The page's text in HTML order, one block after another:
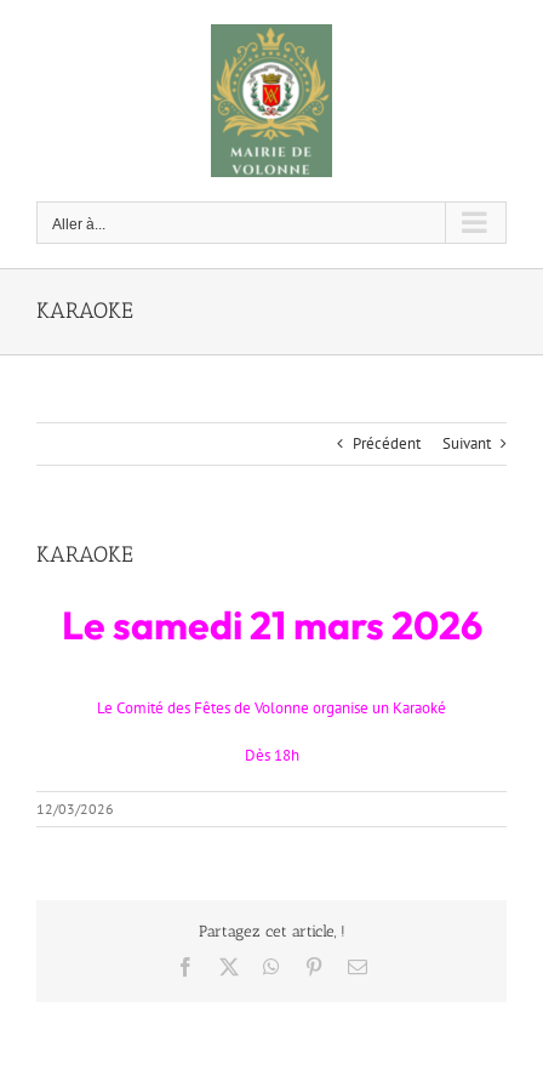
Aller à...
KARAOKE
Précédent Suivant
KARAOKE
Le samedi 21 mars 2026
Le Comité des Fêtes de Volonne organise un Karaoké
Dès 18h
12/03/2026
Partagez cet article, !
Facebook WhatsApp
PinterestEmail